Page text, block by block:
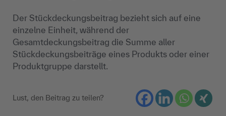
Der Stückdeckungsbeitrag bezieht sich auf eine
einzelne Einheit, während der
Gesamtdeckungsbeitrag die Summe aller
Stückdeckungsbeiträge eines Produkts oder einer
Produktgruppe darstellt.
Lust, den Beitrag zu teilen?